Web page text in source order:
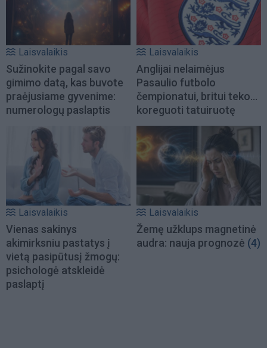
Laisvalaikis
Sužinokite pagal savo
gimimo datą, kas buvote
praėjusiame gyvenime:
numerologų paslaptis
Laisvalaikis
Anglijai nelaimėjus
Pasaulio futbolo
čempionatui, britui teko...
koreguoti tatuiruotę
Laisvalaikis
Vienas sakinys
akimirksniu pastatys į
vietą pasipūtusį žmogų:
psichologė atskleidė
paslaptį
Laisvalaikis
Žemę užklups magnetinė
audra: nauja prognozė (4)